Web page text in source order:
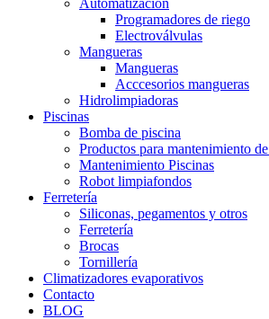
Programadores de riego
Electroválvulas
Mangueras
Mangueras
Acccesorios mangueras
Hidrolimpiadoras
Piscinas
Bomba de piscina
Productos para mantenimiento
Mantenimiento Piscinas
Robot limpiafondos
Ferretería
Siliconas, pegamentos y otros
Ferretería
Brocas
Tornillería
Climatizadores evaporativos
Contacto
BLOG